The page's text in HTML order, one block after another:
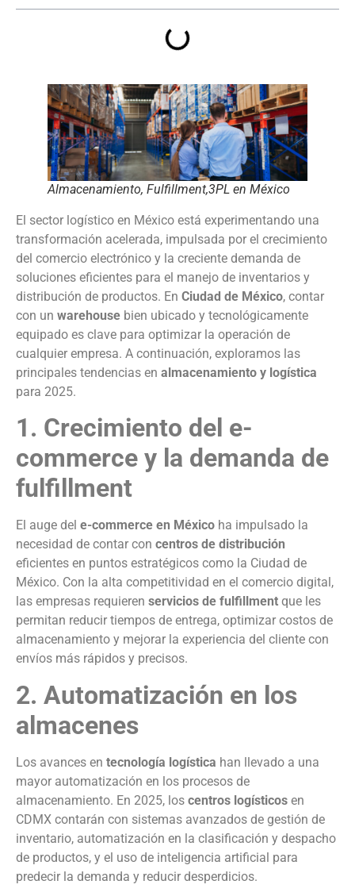
Almacenamiento, Fulfillment,3PL en México
El sector logístico en México está experimentando una
transformación acelerada, impulsada por el crecimiento
del comercio electrónico y la creciente demanda de
soluciones eficientes para el manejo de inventarios y
distribución de productos. En Ciudad de México, contar
con un warehouse bien ubicado y tecnológicamente
equipado es clave para optimizar la operación de
cualquier empresa. A continuación, exploramos las
principales tendencias en almacenamiento y logística
para 2025.
1. Crecimiento del e-
commerce y la demanda de
fulfillment
El auge del e-commerce en México ha impulsado la
necesidad de contar con centros de distribución
eficientes en puntos estratégicos como la Ciudad de
México. Con la alta competitividad en el comercio digital,
las empresas requieren servicios de fulfillment que les
permitan reducir tiempos de entrega, optimizar costos de
almacenamiento y mejorar la experiencia del cliente con
envíos más rápidos y precisos.
2. Automatización en los
almacenes
Los avances en tecnología logística han llevado a una
mayor automatización en los procesos de
almacenamiento. En 2025, los centros logísticos en
CDMX contarán con sistemas avanzados de gestión de
inventario, automatización en la clasificación y despacho
de productos, y el uso de inteligencia artificial para
predecir la demanda y reducir desperdicios.